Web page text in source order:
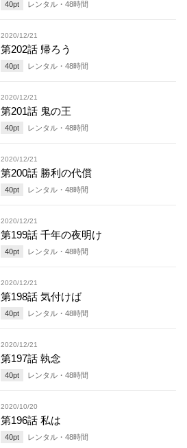
40pt レンタル・ 48時間
2020/12/21
第202話 帰ろう
40pt レンタル・ 48時間
2020/12/21
第201話 鬼の王
40pt レンタル・ 48時間
2020/12/21
第200話 勝利の代償
40pt レンタル・ 48時間
2020/12/21
第199話 千年の夜明け
40pt レンタル・ 48時間
2020/12/21
第198話 気付けば
40pt レンタル・ 48時間
2020/12/21
第197話 執念
40pt レンタル・ 48時間
2020/10/20
第196話 私は
40pt レンタル・ 48時間